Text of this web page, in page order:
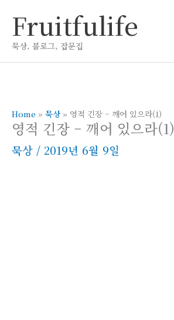
로
Fruitfulife
묵상, 블로그, 잡문집
Home » 묵상 » 영적 긴장 – 깨어 있으라(1)
영적 긴장 – 깨어 있으라(1)
묵상 / 2019년 6월 9일